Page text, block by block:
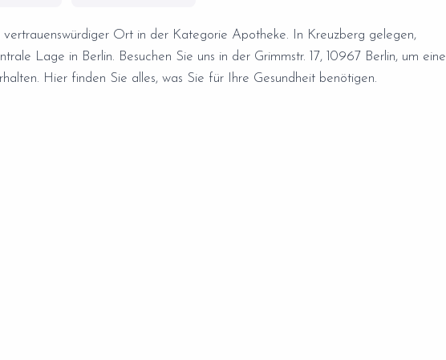
Ort in der Kategorie Apotheke. In Kreuzberg gelegen,
Lage in Berlin. Besuchen Sie uns in der Grimmstr. 17, 10967 Berlin, um eine
Hier finden Sie alles, was Sie für Ihre Gesundheit benötigen.